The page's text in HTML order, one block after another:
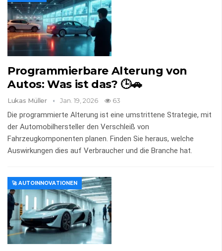
Programmierbare Alterung von
Autos: Was ist das? 🕒🚗
Lukas Müller Jan. 19, 2026 63
Die programmierte Alterung ist eine umstrittene Strategie, mit
der Automobilhersteller den Verschleiß von
Fahrzeugkomponenten planen. Finden Sie heraus, welche
Auswirkungen dies auf Verbraucher und die Branche hat.
🚀 AUTOINNOVATIONEN